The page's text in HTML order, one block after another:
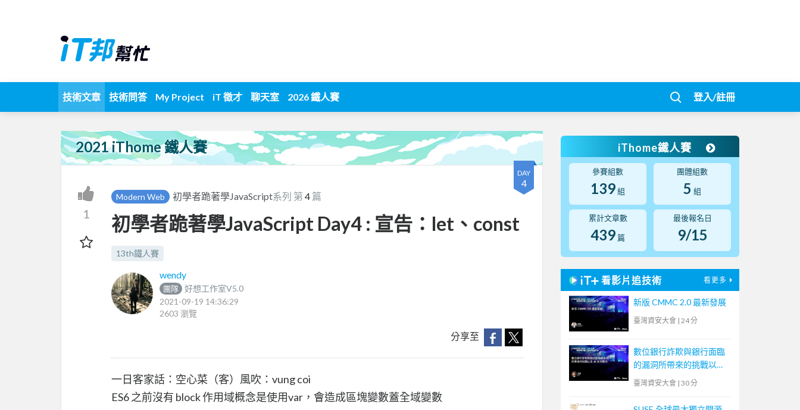
技術文章 技術問答 My Project iT 徵才 聊天室 2026 鐵人賽 登入/註冊
2021 iThome 鐵人賽
DAY
4
1
Modern Web 初學者跪著學JavaScript系列 第4 篇
初學者跪著學JavaScript Day4 : 宣告：let、const
13th鐵人賽
wendy
團隊
好想工作室V5.0
2021-09-19 14:36:29
2603 瀏覽
分享至
一日客家話：空心菜（客）風吹：vung coi
ES6 之前沒有 block 作用域概念是使用var，會造成區塊變數蓋全域變數
iThome鐵人賽
參賽組數
139組
團體組數
5 組
累計文章數
439 篇
最後報名日
9/15
看影片追技術 看更多
新版 CMMC 2.0 最新發展
臺灣資安大會 | 24 分
數位銀行詐欺與銀行面臨
的漏洞所帶來的挑戰以及
AI 如何幫助
臺灣資安大會 | 30 分